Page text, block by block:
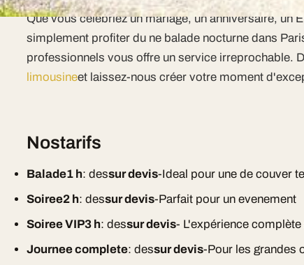
Que vous celebriez un mariage, un anniversaire, un
simplement profiter du ne balade nocturne dans
professionnels vous offre un service irreprochable.
limousineet laissez-nous créer votre moment
Nostarifs
Balade1 h: dessur devis-Ideal pour une de couver
Soiree2 h: dessur devis-Parfait pour un evenement
Soiree VIP3 h: dessur devis- L'expérience
Journee complete: dessur devis-Pour les grandes